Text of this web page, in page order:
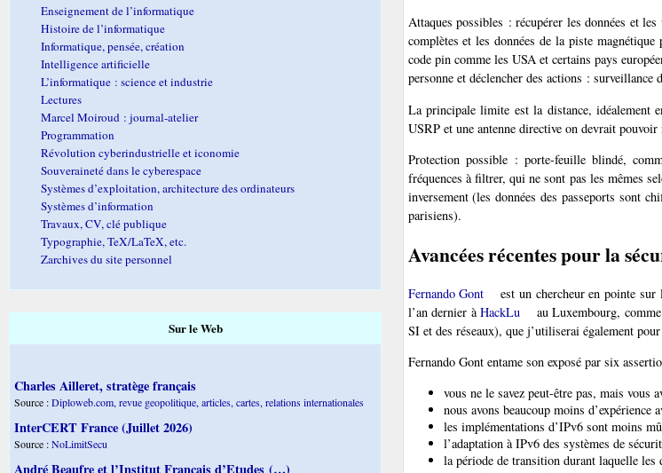
Attaques possibles : récupérer les données et
complètes et les données de la piste
code pin comme les USA et certains pays
personne et déclencher des actions : surveillance
La principale limite est la distance, idéalement
USRP et une antenne directive on devrait pouvoir
Protection possible : porte-feuille blindé,
fréquences à filtrer, qui ne sont pas les mêmes
inversement (les données des passeports sont
parisiens).
Avancées récentes pour la
Fernando Gont est un chercheur en pointe
l’an dernier àHackLu
au Luxembourg,
SI et des réseaux), que j’utiliserai également
Fernando Gont entame son exposé par six
vous ne le savez peut-être pas, mais vous
nous avons beaucoup moins d’expérience
les implémentations d’IPv6 sont moins
l’adaptation à IPv6 des systèmes de
la période de transition durant laquelle les
Enseignement de l’informatique
Histoire de l’informatique
Informatique, pensée, création
Intelligence artificielle
L’informatique : science et industrie
Lectures
Marcel Moiroud : journal-atelier
Programmation
Révolution cyberindustrielle et iconomie
Souveraineté dans le cyberespace
Systèmes d’exploitation, architecture des ordinateurs
Systèmes d’information
Travaux, CV, clé publique
Typographie, TeX/LaTeX, etc.
Zarchives du site personnel
Sur le Web
Charles Ailleret, stratège français
Source :Diploweb.com, revue geopolitique, articles, cartes, relations internationales
InterCERT France (Juillet 2026)
Source :NoLimitSecu